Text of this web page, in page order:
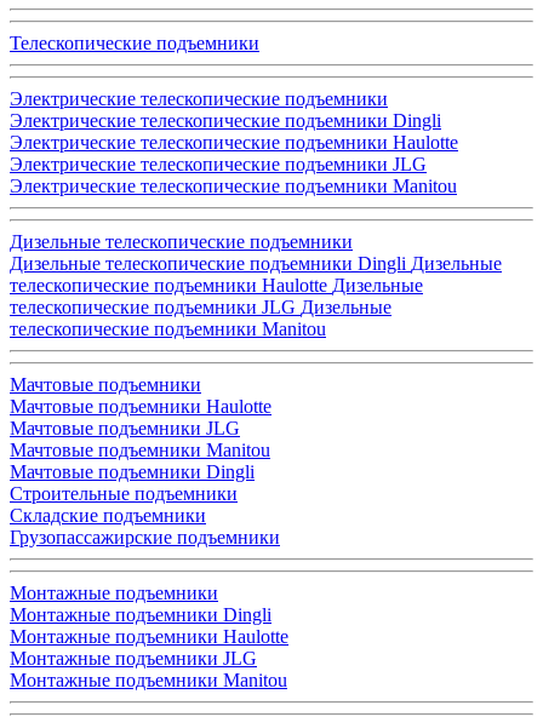
Телескопические подъемники
Электрические телескопические подъемники
Электрические телескопические подъемники Dingli
Электрические телескопические подъемники Haulotte
Электрические телескопические подъемники JLG
Электрические телескопические подъемники Manitou
Дизельные телескопические подъемники
Дизельные телескопические подъемники Dingli Дизельные
телескопические подъемники Haulotte Дизельные
телескопические подъемники JLG Дизельные
телескопические подъемники Manitou
Мачтовые подъемники
Мачтовые подъемники Haulotte
Мачтовые подъемники JLG
Мачтовые подъемники Manitou
Мачтовые подъемники Dingli
Строительные подъемники
Складские подъемники
Грузопассажирские подъемники
Монтажные подъемники
Монтажные подъемники Dingli
Монтажные подъемники Haulotte
Монтажные подъемники JLG
Монтажные подъемники Manitou